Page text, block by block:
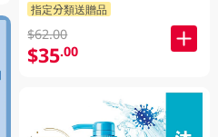
指定分類送贈品
$62.00
$35.00